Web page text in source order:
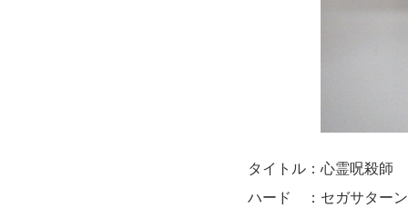
タイトル：心霊呪殺師
ハード ：セガサターン